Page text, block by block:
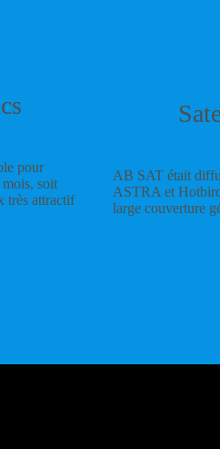
pour
mois, soit
très attractif
AB SAT était
ASTRA et
large couverture